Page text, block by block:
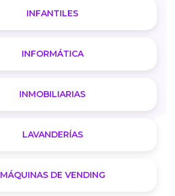
INFANTILES
INFORMÁTICA
INMOBILIARIAS
LAVANDERÍAS
MÁQUINAS DE VENDING